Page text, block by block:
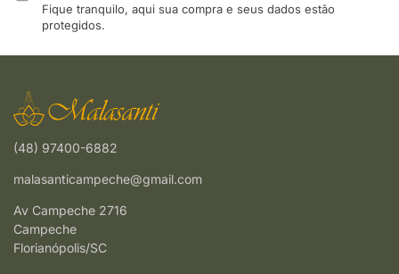
Fique tranquilo, aqui sua compra e seus dados estão
protegidos.
(48) 97400-6882
malasanticampeche@gmail.com
Av Campeche 2716
Campeche
Florianópolis/SC